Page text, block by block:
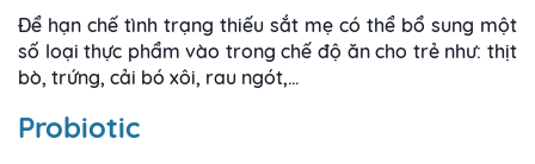
Để hạn chế tình trạng thiếu sắt mẹ có thể bổ sung một
số loại thực phẩm vào trong chế độ ăn cho trẻ như: thịt
bò, trứng, cải bó xôi, rau ngót,…
Probiotic